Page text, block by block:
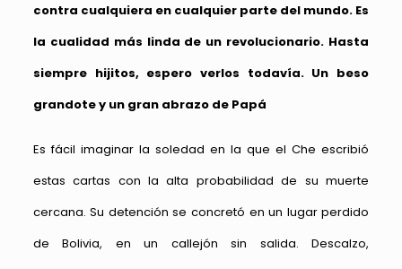
contra cualquiera en cualquier parte del mundo. Es
la cualidad más linda de un revolucionario. Hasta
siempre hijitos, espero verlos todavía. Un beso
grandote y un gran abrazo de Papá
Es fácil imaginar la soledad en la que el Che escribió
estas cartas con la alta probabilidad de su muerte
cercana. Su detención se concretó en un lugar perdido
de Bolivia, en un callejón sin salida. Descalzo,